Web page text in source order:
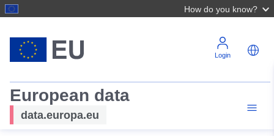
How do you know?
Login
European data
data.europa.eu